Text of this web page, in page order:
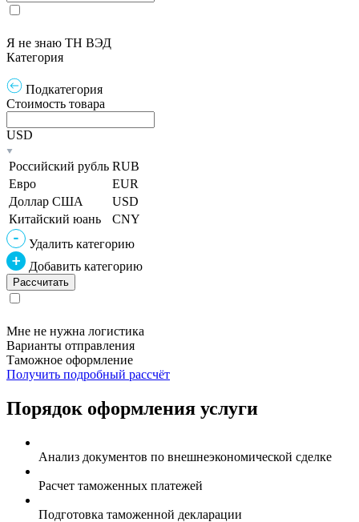
Я не знаю ТН ВЭД
Категория
Подкатегория
Стоимость товара
USD
Российский рубль RUB
Евро
EUR
Доллар США
USD
Китайский юань
CNY
Удалить категорию
Добавить категорию
Мне не нужна логистика
Варианты отправления
Таможное оформление
Получить подробный рассчёт
Порядок оформления услуги
Анализ документов по внешнеэкономической сделке
Расчет таможенных платежей
Подготовка таможенной декларации